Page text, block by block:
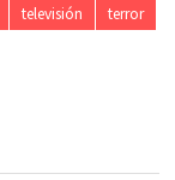
televisión
terror